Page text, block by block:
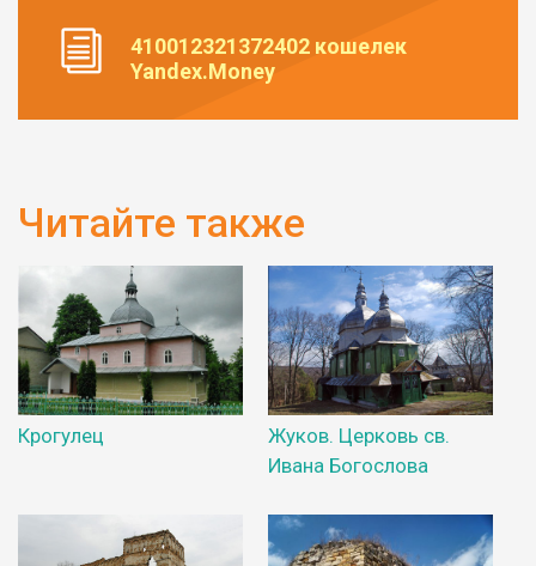
410012321372402 кошелек
Yandex.Money
Читайте также
Крогулец
Жуков. Церковь св.
Ивана Богослова